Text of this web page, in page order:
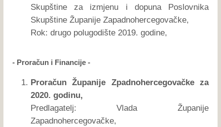
Skupštine za izmjenu i dopuna Poslovnika
Skupštine Županije Zapadnohercegovačke,
Rok: drugo polugodište 2019. godine,
- Proračun i Financije -
Proračun Županije Zpadnohercegovačke za
2020. godinu,
Predlagatelj: Vlada Županije
Zapadnohercegovačke,